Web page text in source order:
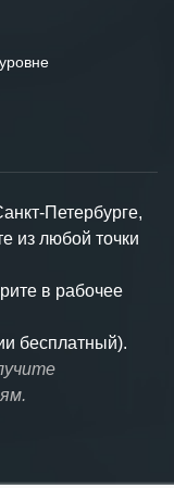
Петербурге,
из любой точки
в рабочее
бесплатный).